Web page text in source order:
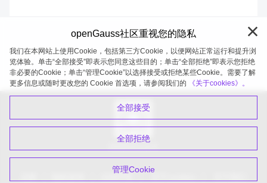
openGauss 2026-08-05 20:27:52
openGauss社区重视您的隐私
我们在本网站上使用Cookie，包括第三方Cookie，以便网站正常运行和提升浏
览体验。单击“全部接受”即表示您同意这些目的；单击“全部拒绝”即表示您拒绝
非必要的Cookie；单击“管理Cookie”以选择接受或拒绝某些Cookie。需要了解
更多信息或随时更改您的 Cookie 首选项，请参阅我们的
《关于cookies》。
全部接受
全部拒绝
管理Cookie